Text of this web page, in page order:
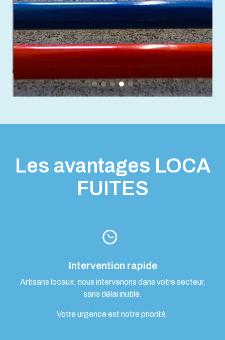
Les avantages LOCA
FUITES
Intervention rapide
Artisans locaux, nous intervenons dans votre secteur,
sans délai inutile.
Votre urgence est notre priorité.